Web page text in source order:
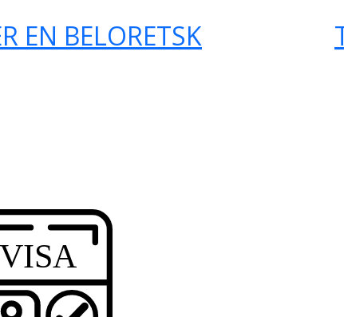
EN BELORETSK